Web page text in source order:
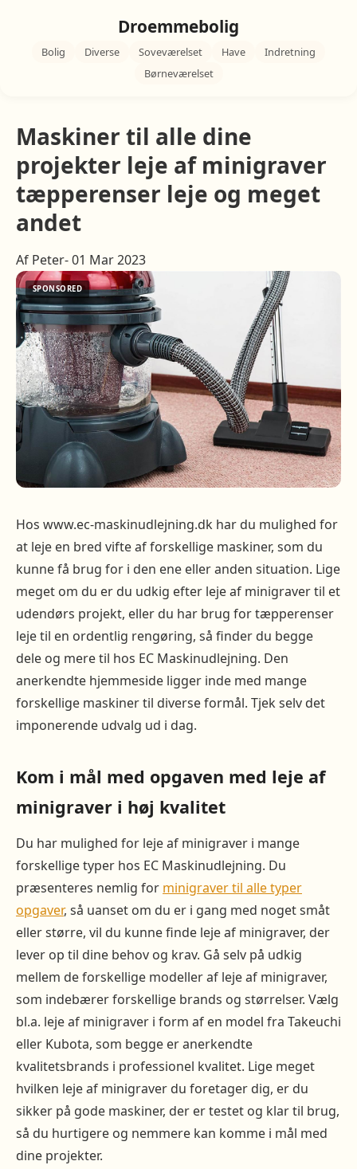
Droemmebolig
Bolig Diverse Soveværelset Have
Indretning
Børneværelset
Maskiner til alle dine
projekter leje af minigraver
tæpperenser leje og meget
andet
Af Peter- 01 Mar 2023
Hos www.ec-maskinudlejning.dk har du mulighed for
at leje en bred vifte af forskellige maskiner, som du
kunne få brug for i den ene eller anden situation. Lige
meget om du er du udkig efter leje af minigraver til et
udendørs projekt, eller du har brug for tæpperenser
leje til en ordentlig rengøring, så finder du begge
dele og mere til hos EC Maskinudlejning. Den
anerkendte hjemmeside ligger inde med mange
forskellige maskiner til diverse formål. Tjek selv det
imponerende udvalg ud i dag.
Kom i mål med opgaven med leje af
minigraver i høj kvalitet
Du har mulighed for leje af minigraver i mange
forskellige typer hos EC Maskinudlejning. Du
præsenteres nemlig for minigraver til alle typer
opgaver, så uanset om du er i gang med noget småt
eller større, vil du kunne finde leje af minigraver, der
lever op til dine behov og krav. Gå selv på udkig
mellem de forskellige modeller af leje af minigraver,
som indebærer forskellige brands og størrelser. Vælg
bl.a. leje af minigraver i form af en model fra Takeuchi
eller Kubota, som begge er anerkendte
kvalitetsbrands i professionel kvalitet. Lige meget
hvilken leje af minigraver du foretager dig, er du
sikker på gode maskiner, der er testet og klar til brug,
så du hurtigere og nemmere kan komme i mål med
dine projekter.